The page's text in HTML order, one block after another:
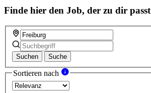
Finde hier den Job, der zu dir passt
Suchen Suche
Sortieren nach